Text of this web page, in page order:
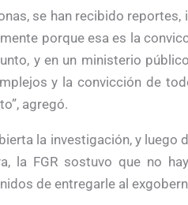
se han recibido
porque esa es la
y en un ministerio
y la convicción de
agregó.
la investigación, y luego
la FGR sostuvo que no
de entregarle al